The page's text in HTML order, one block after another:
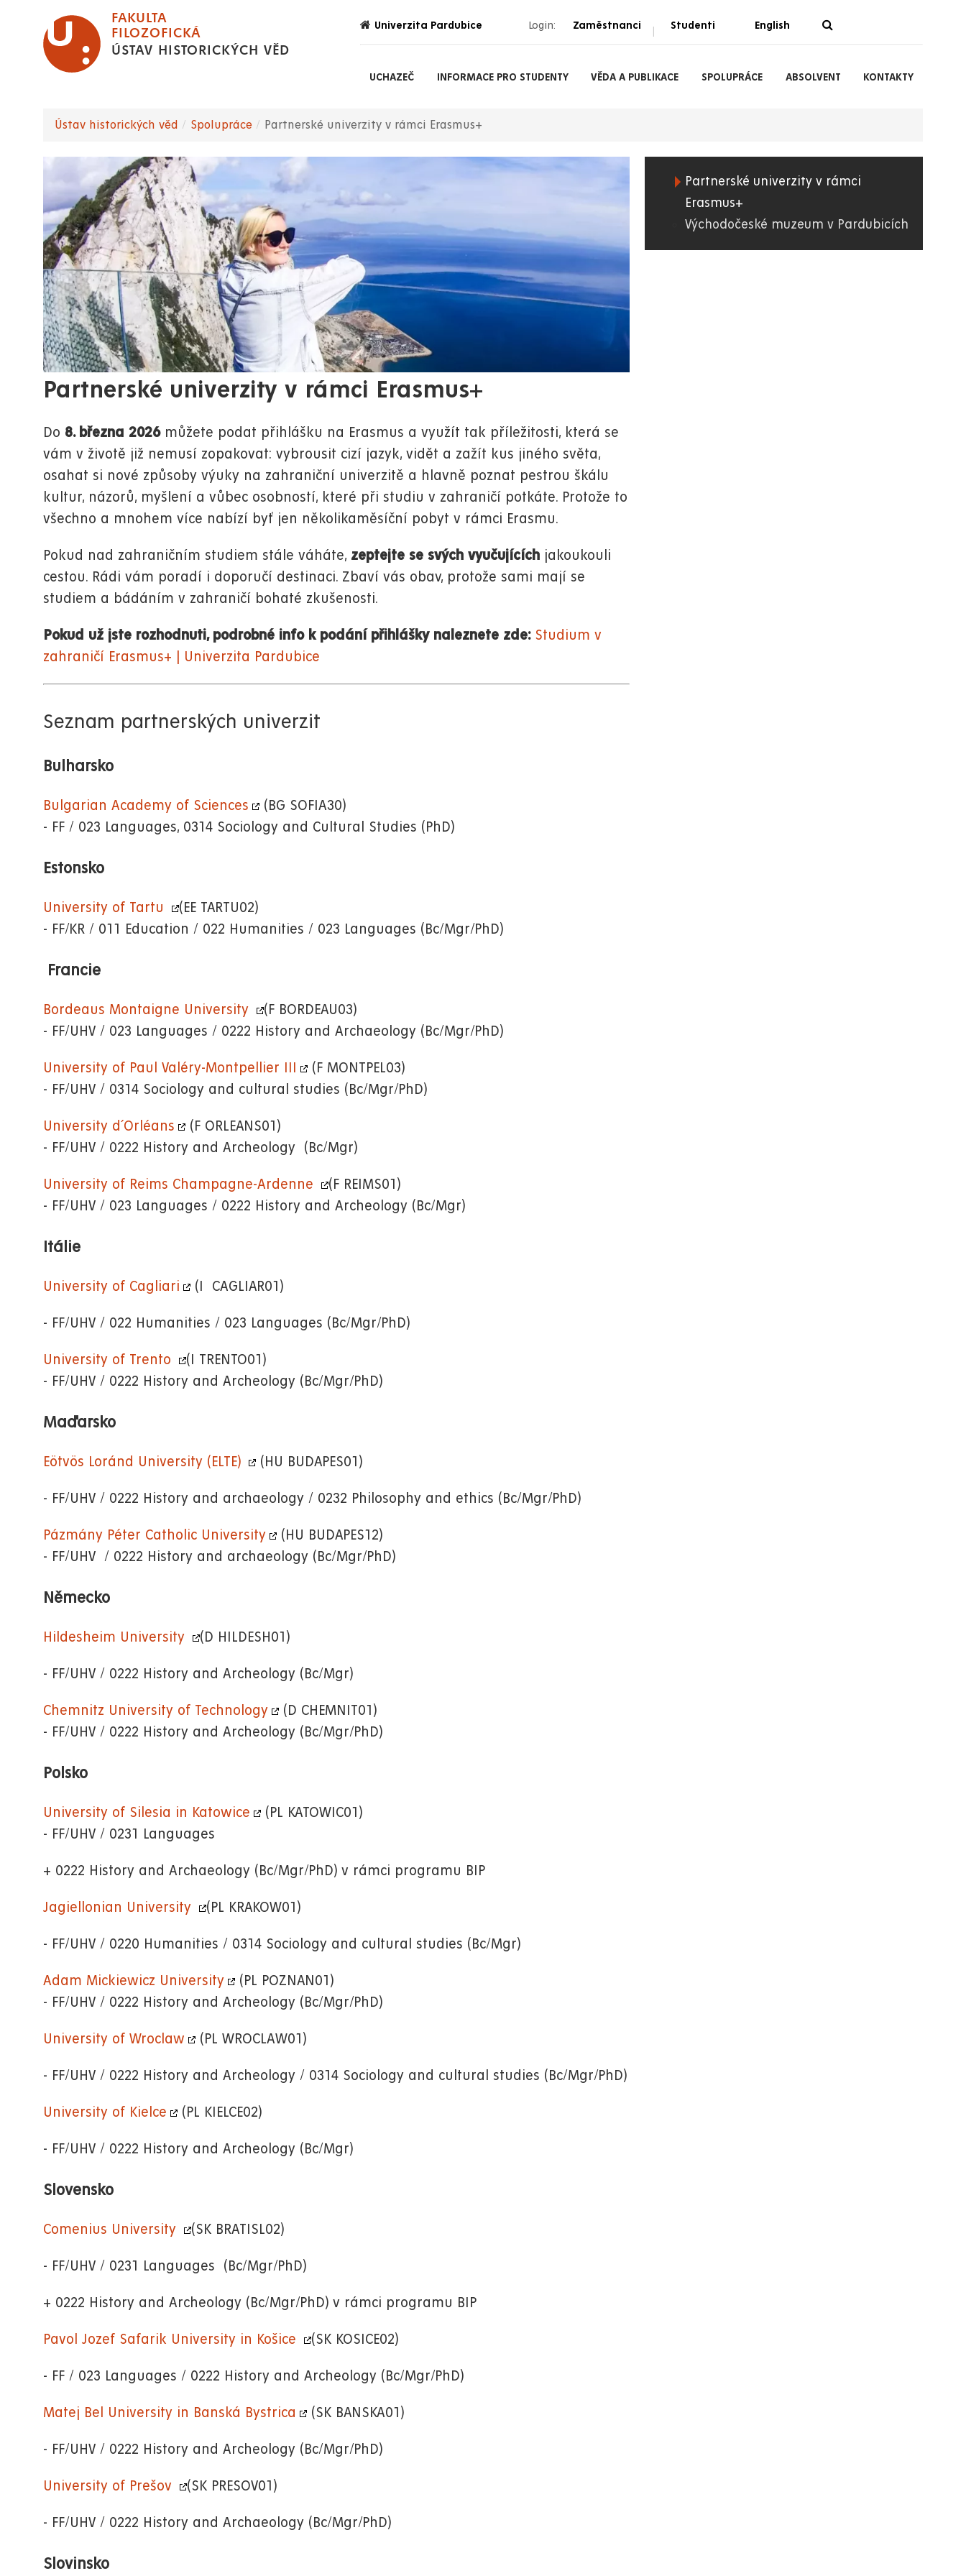
hlavnímu
FAKULTA
FILOZOFICKÁ
ÚSTAV HISTORICKÝCH VĚD
Univerzita Pardubice Login: Zaměstnanci | Studenti English
UCHAZEČ INFORMACE PRO STUDENTY VĚDA A PUBLIKACE SPOLUPRÁCE ABSOLVENT KONTAKTY
navigace
Ústav historických věd Spolupráce Partnerské univerzity v rámci Erasmus+
Partnerské univerzity v rámci Erasmus+
Do 8. března 2026můžete podat přihlášku na Erasmus a využít tak příležitosti, která se
vám v životě již nemusí zopakovat: vybrousit cizí jazyk, vidět a zažít kus jiného světa,
osahat si nové způsoby výuky na zahraniční univerzitě a hlavně poznat pestrou škálu
kultur, názorů, myšlení a vůbec osobností, které při studiu v zahraničí potkáte. Protože to
všechno a mnohem více nabízí byť jen několikaměsíční pobyt v rámci Erasmu.
Pokud nad zahraničním studiem stále váháte, zeptejte se svých vyučujících jakoukouli
cestou. Rádi vám poradí i doporučí destinaci. Zbaví vás obav, protože sami mají se
studiem a bádáním v zahraničí bohaté zkušenosti.
Pokud už jste rozhodnuti, podrobné info k podání přihlášky naleznete zde: Studium v
zahraničí Erasmus+ | Univerzita Pardubice
Seznam partnerských univerzit
Bulharsko
Bulgarian Academy of Sciences
(BG SOFIA30)
- FF / 023 Languages, 0314 Sociology and Cultural Studies (PhD)
Estonsko
University of Tartu
(EE TARTU02)
- FF/KR / 011 Education / 022 Humanities / 023 Languages (Bc/Mgr/PhD)
Francie
Bordeaus Montaigne University
(F BORDEAU03)
- FF/UHV / 023 Languages / 0222 History and Archaeology (Bc/Mgr/PhD)
University of Paul Valéry-Montpellier III
(F MONTPEL03)
- FF/UHV / 0314 Sociology and cultural studies (Bc/Mgr/PhD)
University d´Orléans
(F ORLEANS01)
- FF/UHV / 0222 History and Archeology (Bc/Mgr)
University of Reims Champagne-Ardenne
(F REIMS01)
- FF/UHV / 023 Languages / 0222 History and Archeology (Bc/Mgr)
Itálie
University of Cagliari (I CAGLIAR01)
- FF/UHV / 022 Humanities / 023 Languages (Bc/Mgr/PhD)
University of Trento
(I TRENTO01)
- FF/UHV / 0222 History and Archeology (Bc/Mgr/PhD)
Maďarsko
Eötvös Loránd University (ELTE) (HU BUDAPES01)
- FF/UHV / 0222 History and archaeology / 0232 Philosophy and ethics (Bc/Mgr/PhD)
Pázmány Péter Catholic University
(HU BUDAPES12)
- FF/UHV / 0222 History and archaeology (Bc/Mgr/PhD)
Německo
Hildesheim University (D HILDESH01)
- FF/UHV / 0222 History and Archeology (Bc/Mgr)
Chemnitz University of Technology
(D CHEMNIT01)
- FF/UHV / 0222 History and Archeology (Bc/Mgr/PhD)
Polsko
University of Silesia in Katowice
(PL KATOWIC01)
- FF/UHV / 0231 Languages
+ 0222 History and Archaeology (Bc/Mgr/PhD) v rámci programu BIP
Jagiellonian University (PL KRAKOW01)
- FF/UHV / 0220 Humanities / 0314 Sociology and cultural studies (Bc/Mgr)
Adam Mickiewicz University
(PL POZNAN01)
- FF/UHV / 0222 History and Archeology (Bc/Mgr/PhD)
University of Wroclaw (PL WROCLAW01)
- FF/UHV / 0222 History and Archeology / 0314 Sociology and cultural studies (Bc/Mgr/PhD)
University of Kielce (PL KIELCE02)
- FF/UHV / 0222 History and Archeology (Bc/Mgr)
Slovensko
Comenius University (SK BRATISL02)
- FF/UHV / 0231 Languages (Bc/Mgr/PhD)
+ 0222 History and Archeology (Bc/Mgr/PhD) v rámci programu BIP
Pavol Jozef Safarik University in Košice (SK KOSICE02)
- FF / 023 Languages / 0222 History and Archeology (Bc/Mgr/PhD)
Matej Bel University in Banská Bystrica (SK BANSKA01)
- FF/UHV / 0222 History and Archeology (Bc/Mgr/PhD)
University of Prešov (SK PRESOV01)
- FF/UHV / 0222 History and Archaeology (Bc/Mgr/PhD)
Slovinsko
06.
Partnerské univerzity v rámci
Erasmus+
Východočeské muzeum v Pardubicích